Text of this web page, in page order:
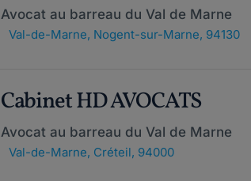
Avocat au barreau du Val de Marne
Val-de-Marne, Nogent-sur-Marne, 94130
Cabinet HD AVOCATS
Avocat au barreau du Val de Marne
Val-de-Marne, Créteil, 94000